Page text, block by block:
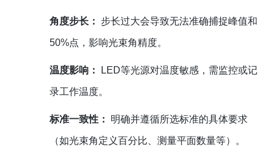
角度步长： 步长过大会导致无法准确捕捉峰值和
50%点，影响光束角精度。
温度影响： LED等光源对温度敏感，需监控或记
录工作温度。
标准一致性： 明确并遵循所选标准的具体要求
（如光束角定义百分比、测量平面数量等）。